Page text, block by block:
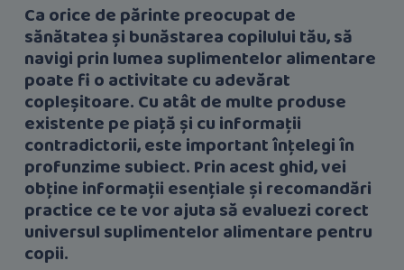
Ca orice de părinte preocupat de
sănătatea și bunăstarea copilului tău, să
navigi prin lumea suplimentelor alimentare
poate fi o activitate cu adevărat
copleșitoare. Cu atât de multe produse
existente pe piață și cu informații
contradictorii, este important înțelegi în
profunzime subiect. Prin acest ghid, vei
obține informații esențiale și recomandări
practice ce te vor ajuta să evaluezi corect
universul suplimentelor alimentare pentru
copii.